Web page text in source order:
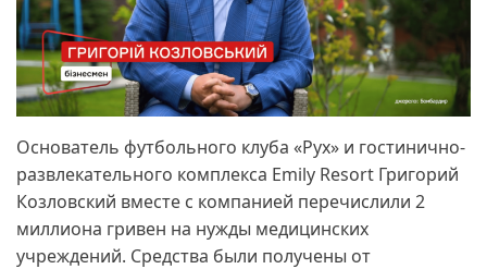
Основатель футбольного клуба «Рух» и гостинично-
развлекательного комплекса Emily Resort Григорий
Козловский вместе с компанией перечислили 2
миллиона гривен на нужды медицинских
учреждений. Средства были получены от